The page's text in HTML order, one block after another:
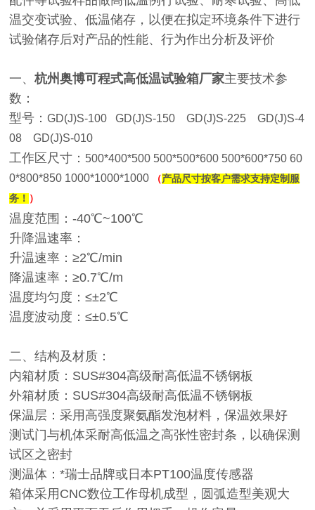
温交变试验、低温储存，以便在拟定环境条件下进行
试验储存后对产品的性能、行为作出分析及评价
一、杭州奥博可程式高低温试验箱厂家主要技术参
数：
型号：GD(J)S-100 GD(J)S-150 GD(J)S-225 GD(J)S-4
08 GD(J)S-010
工作区尺寸： 500*400*500 500*500*600 500*600*750 60
0*800*850 1000*1000*1000
（产品尺寸按客户需求支持定制服
务！ ）
温度范围：-40℃~100℃
升降温速率：
升温速率：≥2℃/min
降温速率：≥0.7℃/m
温度均匀度：≤±2℃
温度波动度：≤±0.5℃
二、结构及材质：
内箱材质：SUS#304高级耐高低温不锈钢板
外箱材质：SUS#304高级耐高低温不锈钢板
保温层：采用高强度聚氨酯发泡材料，保温效果好
测试门与机体采耐高低温之高张性密封条，以确保测
试区之密封
测温体：*瑞士品牌或日本PT100温度传感器
箱体采用CNC数位工作母机成型，圆弧造型美观大